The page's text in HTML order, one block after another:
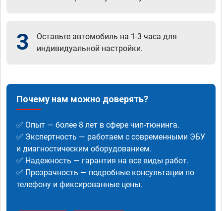
3
Оставьте автомобиль на 1-3 часа для
индивидуальной настройки.
Почему нам можно доверять?
✅ Опыт — более 8 лет в сфере чип-тюнинга.
✅ Экспертность — работаем с современными ЭБУ
и диагностическим оборудованием.
✅ Надежность — гарантия на все виды работ.
✅ Прозрачность — подробные консультации по
телефону и фиксированные цены.